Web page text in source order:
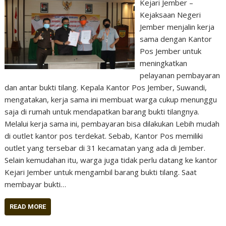
Kejari Jember –
Kejaksaan Negeri
Jember menjalin kerja
sama dengan Kantor
Pos Jember untuk
meningkatkan
pelayanan pembayaran
dan antar bukti tilang. Kepala Kantor Pos Jember, Suwandi,
mengatakan, kerja sama ini membuat warga cukup menunggu
saja di rumah untuk mendapatkan barang bukti tilangnya.
Melalui kerja sama ini, pembayaran bisa dilakukan Lebih mudah
di outlet kantor pos terdekat. Sebab, Kantor Pos memiliki
outlet yang tersebar di 31 kecamatan yang ada di Jember.
Selain kemudahan itu, warga juga tidak perlu datang ke kantor
Kejari Jember untuk mengambil barang bukti tilang. Saat
membayar bukti…
READ MORE